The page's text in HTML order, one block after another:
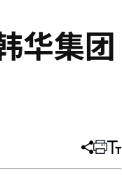
华集团
分
文
打 调
大